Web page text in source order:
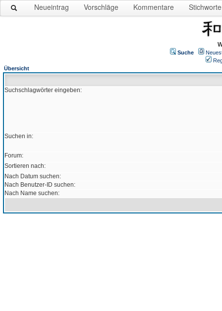
Neueintrag Vorschläge Kommentare Stichworte
Suche
Übersicht
Suchschlagwörter eingeben:
Suchen in:
Forum:
Sortieren nach:
Nach Datum suchen:
Nach Benutzer-ID suchen:
Nach Name suchen: